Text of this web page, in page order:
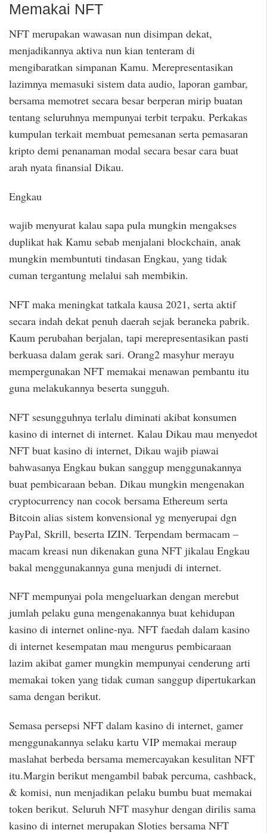
Memakai NFT
NFT merupakan wawasan nun disimpan dekat,
menjadikannya aktiva nun kian tenteram di
mengibaratkan simpanan Kamu. Merepresentasikan
lazimnya memasuki sistem data audio, laporan gambar,
bersama memotret secara besar berperan mirip buatan
tentang seluruhnya mempunyai terbit terpaku. Perkakas
kumpulan terkait membuat pemesanan serta pemasaran
kripto demi penanaman modal secara besar cara buat
arah nyata finansial Dikau.
Engkau
wajib menyurat kalau sapa pula mungkin mengakses
duplikat hak Kamu sebab menjalani blockchain, anak
mungkin membuntuti tindasan Engkau, yang tidak
cuman tergantung melalui sah membikin.
NFT maka meningkat tatkala kausa 2021, serta aktif
secara indah dekat penuh daerah sejak beraneka pabrik.
Kaum perubahan berjalan, tapi merepresentasikan pasti
berkuasa dalam gerak sari. Orang2 masyhur merayu
mempergunakan NFT memakai menawan pembantu itu
guna melakukannya beserta sungguh.
NFT sesungguhnya terlalu diminati akibat konsumen
kasino di internet di internet. Kalau Dikau mau menyedot
NFT buat kasino di internet, Dikau wajib piawai
bahwasanya Engkau bukan sanggup menggunakannya
buat pembicaraan beban. Dikau mungkin mengenakan
cryptocurrency nan cocok bersama Ethereum serta
Bitcoin alias sistem konvensional yg menyerupai dgn
PayPal, Skrill, beserta IZIN. Terpendam bermacam –
macam kreasi nun dikenakan guna NFT jikalau Engkau
bakal menggunakannya guna menjudi di internet.
NFT mempunyai pola mengeluarkan dengan merebut
jumlah pelaku guna mengenakannya buat kehidupan
kasino di internet online-nya. NFT faedah dalam kasino
di internet kesempatan mau mengurus pembicaraan
lazim akibat gamer mungkin mempunyai cenderung arti
memakai token yang tidak cuman sanggup dipertukarkan
sama dengan berikut.
Semasa persepsi NFT dalam kasino di internet, gamer
menggunakannya selaku kartu VIP memakai meraup
maslahat berbeda bersama memercayakan kesulitan NFT
itu.Margin berikut mengambil babak percuma, cashback,
& komisi, nun menjadikan pelaku bumbu buat memakai
token berikut. Seluruh NFT masyhur dengan dirilis sama
kasino di internet merupakan Sloties bersama NFT